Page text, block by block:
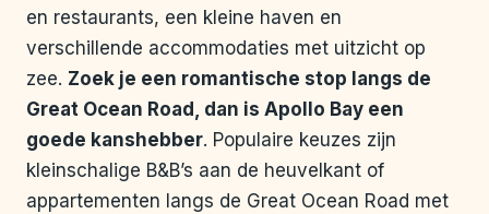
en restaurants, een kleine haven en
verschillende accommodaties met uitzicht op
zee. Zoek je een romantische stop langs de
Great Ocean Road, dan is Apollo Bay een
goede kanshebber. Populaire keuzes zijn
kleinschalige B&B’s aan de heuvelkant of
appartementen langs de Great Ocean Road met